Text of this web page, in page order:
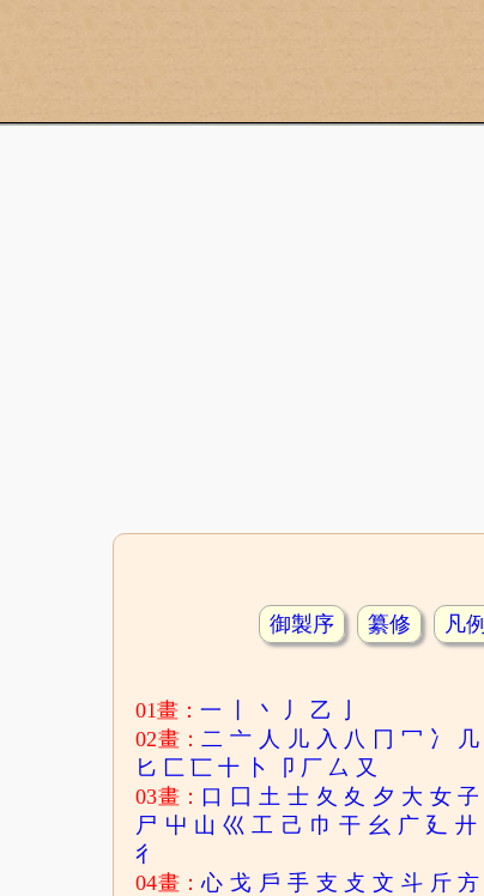
御製序 纂修 凡例
01畫：一 丶 丿 乙
02畫：二 亠 人 儿 入 八 冂 冖 冫 几
匕 匚 匸 十 卜 卩 厂 厶 又
03畫： 口 囗 土 士 夂 夊 夕 大 女 子
尸 屮 山 巛 工 己 巾 干 幺 广 廴 廾
彳
04畫：心 戈 戶 手 支 攴 文 斗 斤 方